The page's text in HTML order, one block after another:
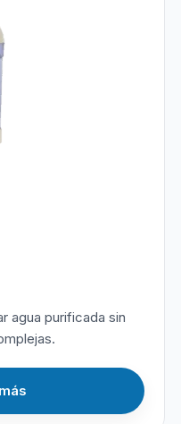
agua purificada sin